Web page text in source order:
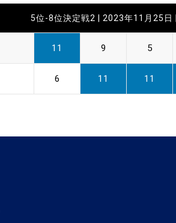
5位-8位決定戦2 | 2023年11月25日 |
11 9 5
6 11 11